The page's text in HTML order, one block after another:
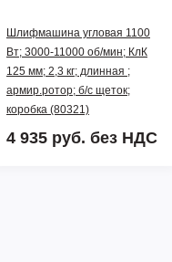
Шлифмашина угловая 1100
Вт; 3000-11000 об/мин; КлК
125 мм; 2,3 кг; длинная ;
армир.ротор; б/с щеток;
коробка (80321)
4 935 руб. без НДС